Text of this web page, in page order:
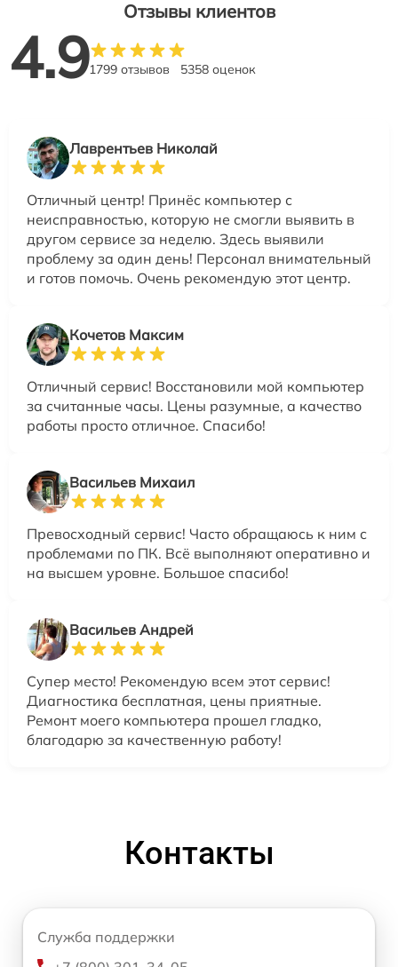
Отзывы клиентов
4.91799 отзывов 5358 оценок
Лаврентьев Николай
Отличный центр! Принёс компьютер с
неисправностью, которую не смогли выявить в
другом сервисе за неделю. Здесь выявили
проблему за один день! Персонал внимательный
и готов помочь. Очень рекомендую этот центр.
Кочетов Максим
Отличный сервис! Восстановили мой компьютер
за считанные часы. Цены разумные, а качество
работы просто отличное. Спасибо!
Васильев Михаил
Превосходный сервис! Часто обращаюсь к ним с
проблемами по ПК. Всё выполняют оперативно и
на высшем уровне. Большое спасибо!
Васильев Андрей
Супер место! Рекомендую всем этот сервис!
Диагностика бесплатная, цены приятные.
Ремонт моего компьютера прошел гладко,
благодарю за качественную работу!
Контакты
Служба поддержки